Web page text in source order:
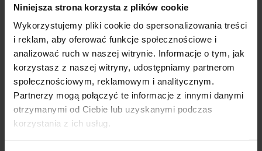
Niniejsza strona korzysta z plików cookie
Wykorzystujemy pliki cookie do spersonalizowania treści
i reklam, aby oferować funkcje społecznościowe i
analizować ruch w naszej witrynie. Informacje o tym, jak
korzystasz z naszej witryny, udostępniamy partnerom
społecznościowym, reklamowym i analitycznym.
Partnerzy mogą połączyć te informacje z innymi danymi
otrzymanymi od Ciebie lub uzyskanymi podczas
korzystania z ich usług.
Nowości